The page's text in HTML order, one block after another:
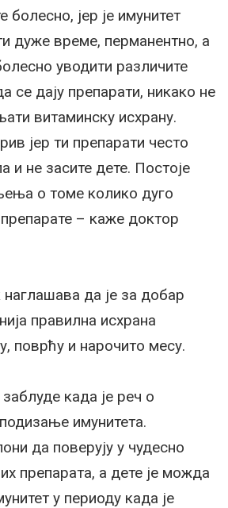
болесно, јер је имунитет
дуже време, перманентно, а
уводити различите
се дају препарати, никако не
витаминску исхрану.
јер ти препарати често
и не засите дете. Постоје
о томе колико дуго
– каже доктор
да је за добар
правилна исхрана
поврћу и нарочито месу.
када је реч о
имунитета.
да поверују у чудесно
препарата, а дете је можда
у периоду када је